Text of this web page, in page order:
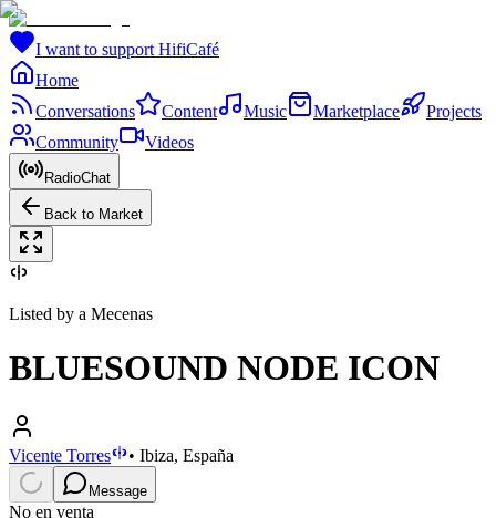
I want to support HifiCafé
Home
Conversations
Content Music Marketplace
Projects
Community
Videos
RadioChat
Back to Market
Listed by a Mecenas
BLUESOUND NODE ICON
Vicente Torres • Ibiza, España
Message
No en venta